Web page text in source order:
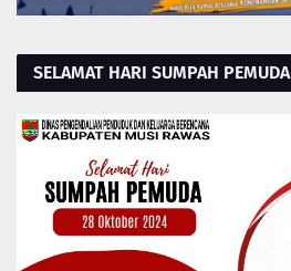
SELAMAT HARI SUMPAH PEMUDA